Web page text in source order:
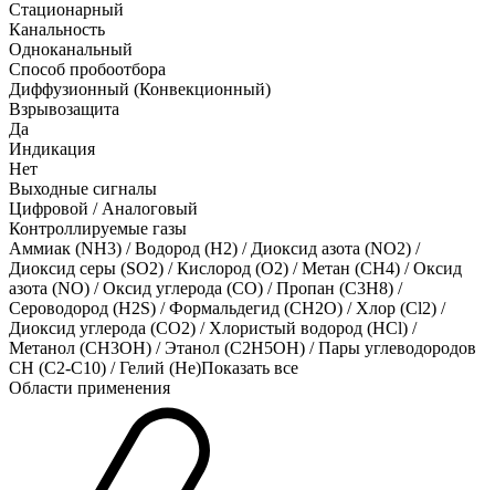
Стационарный
Канальность
Одноканальный
Способ пробоотбора
Диффузионный (Конвекционный)
Взрывозащита
Да
Индикация
Нет
Выходные сигналы
Цифровой / Аналоговый
Контроллируемые газы
Аммиак (NH3) /Водород (H2) / Диоксид азота (NO2) /
Диоксид серы (SO2) /Кислород (O2) /Метан (CH4) /Оксид
азота (NO) /Оксид углерода (CO) /Пропан (C3H8) /
Сероводород (H2S) /Формальдегид (CH2O) / Хлор (Cl2) /
Диоксид углерода (CO2) / Хлористый водород (HCl) /
Метанол (CH3OH) /Этанол (C2H5OH) /Пары углеводородов
CH (C2-C10) /Гелий (He)Показать все
Области применения